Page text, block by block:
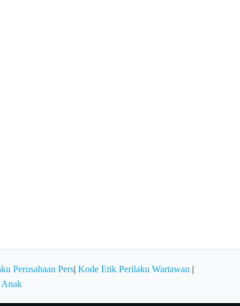
Perusahaan Pers| Kode Etik Perilaku Wartawan |
Anak